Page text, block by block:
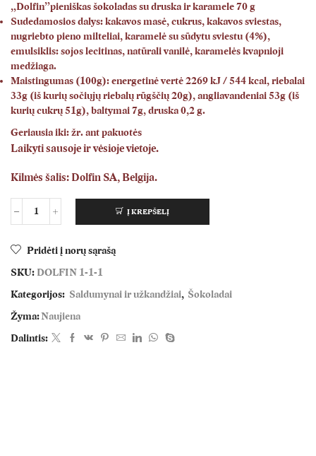
„Dolfin”pieniškas šokoladas su druska ir karamele 70 g
Sudedamosios dalys:kakavos masė, cukrus, kakavos sviestas,
nugriebto pieno milteliai, karamelė su sūdytu sviestu (4%),
emulsiklis: sojos lecitinas, natūrali vanilė, karamelės kvapnioji
medžiaga.
Maistingumas (100g):energetinė vertė 2269 kJ / 544 kcal, riebalai
33g (iš kurių sočiųjų riebalų rūgščių 20g), angliavandeniai 53g (iš
kurių cukrų 51g), baltymai 7g, druska 0,2 g.
Geriausia iki: žr. ant pakuotės
Laikyti sausoje ir vėsioje vietoje.
Kilmės šalis: Dolfin SA, Belgija.
Į KREPŠELĮ
Pridėti į norų sąrašą
SKU: DOLFIN 1-1-1
Kategorijos: Saldumynai ir užkandžiai, Šokoladai
Žyma:Naujiena
Dalintis: